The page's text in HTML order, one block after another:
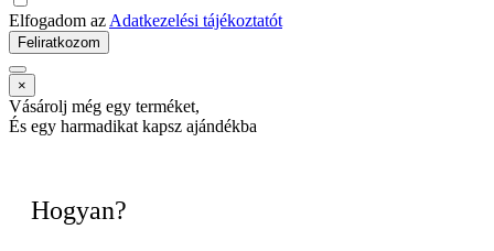
Elfogadom az Adatkezelési tájékoztatót
Feliratkozom
×
Vásárolj még egy terméket,
És egy harmadikat kapsz ajándékba
Hogyan?